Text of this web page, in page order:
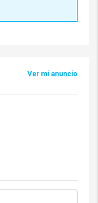
Ver mi anuncio